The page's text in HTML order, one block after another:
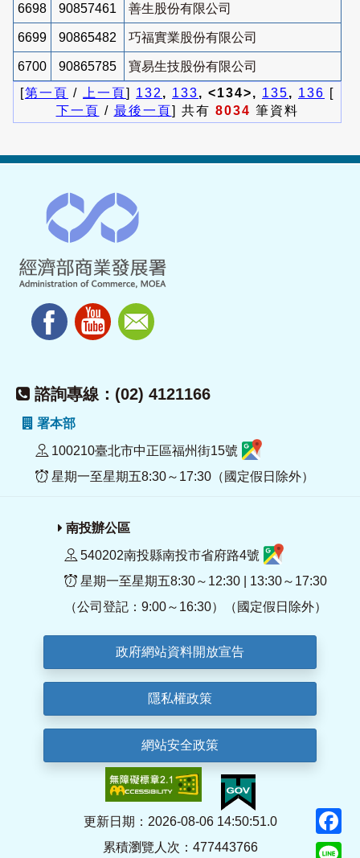
6698 90857461 善生股份有限公司
6699 90865482 巧福實業股份有限公司
6700 90865785
寶易生技股份有限公司
[第一頁 / 上一頁] 132 , 133, <134>, 135, 136 [
下一頁 / 最後一頁] 共有 8034 筆資料
諮詢專線：(02) 4121166
署本部
100210臺北市中正區福州街15號
星期一至星期五8:30～17:30（國定假日除外）
南投辦公區
540202南投縣南投市省府路4號
星期一至星期五8:30～12:30 | 13:30～17:30
（公司登記：9:00～16:30）（國定假日除外）
政府網站資料開放宣告
隱私權政策
網站安全政策
更新日期：2026-08-06 14:50:51.0
累積瀏覽人次：477443766